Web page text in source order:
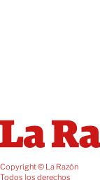
Copyright © La Razón
Todos los derechos